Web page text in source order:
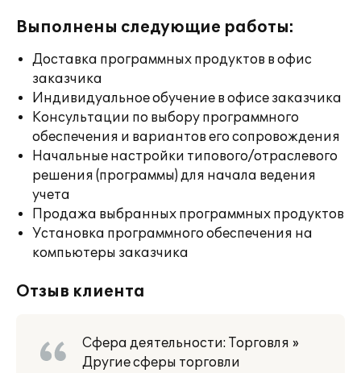
Выполнены следующие работы:
Доставка программных продуктов в офис
заказчика
Индивидуальное обучение в офисе заказчика
Консультации по выбору программного
обеспечения и вариантов его сопровождения
Начальные настройки типового/отраслевого
решения (программы) для начала ведения
учета
Продажа выбранных программных продуктов
Установка программного обеспечения на
компьютеры заказчика
Отзыв клиента
Сфера деятельности: Торговля »
Другие сферы торговли